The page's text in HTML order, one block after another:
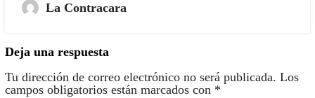
La Contracara
Deja una respuesta
Tu dirección de correo electrónico no será publicada. Los
campos obligatorios están marcados con *